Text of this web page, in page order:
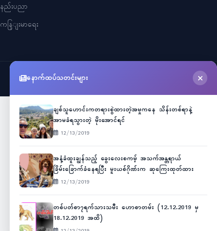
နည်းပညာ
ကနြျးမာရေး
©2026Myanmar Cele News
နောက်ထပ်သတင်းများ
ချစ်သူဟောင်းကတရားစွဲထားတဲ့အမှုကနေ သိန်းတစ်ရာနဲ့
အာမခံရသွားတဲ့ မိုးအောင်ရင်
12/13/2019
အနံ့ခံထူးချွန်သည့် ခွေးလေးစကမ့် အသက်အန္တရာယ်
ခြိမ်းခြောက်ခံနေရပြီး မူးယစ်ဂိုဏ်းက ဆုကြေးထုတ်ထား
12/13/2019
တစ်ပတ်စာ၇ရက်သားသမီး ဟောစာတမ်း (12.12.2019 မှ
18.12.2019 အထိ)